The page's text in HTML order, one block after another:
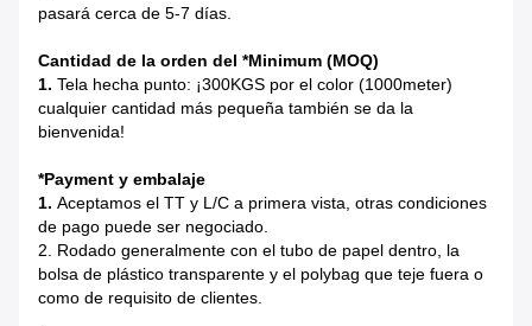
pasará cerca de 5-7 días.
Cantidad de la orden del *Minimum (MOQ)
1. Tela hecha punto: ¡300KGS por el color (1000meter)
cualquier cantidad más pequeña también se da la
bienvenida!
*Payment y embalaje
1. Aceptamos el TT y L/C a primera vista, otras condiciones
de pago puede ser negociado.
2. Rodado generalmente con el tubo de papel dentro, la
bolsa de plástico transparente y el polybag que teje fuera o
como de requisito de clientes.